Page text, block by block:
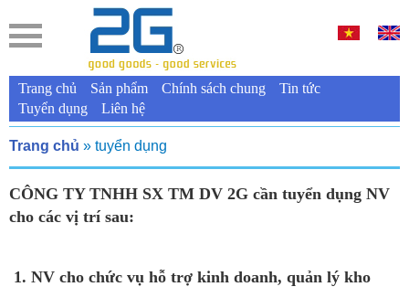
Trang chủ Sản phẩm Chính sách chung
Tin tức
Tuyển dụng
Liên hệ
Trang chủ » tuyển dụng
CÔNG TY TNHH SX TM DV 2G cần tuyển dụng NV
cho các vị trí sau:
1. NV cho chức vụ hỗ trợ kinh doanh, quản lý kho